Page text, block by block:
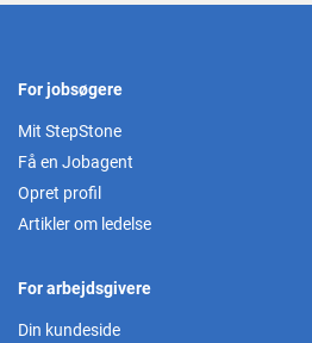
For jobsøgere
Mit StepStone
Få en Jobagent
Opret profil
Artikler om ledelse
For arbejdsgivere
Din kundeside